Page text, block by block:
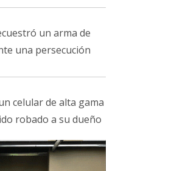
un arma de
una persecución
celular de alta gama
robado a su dueño